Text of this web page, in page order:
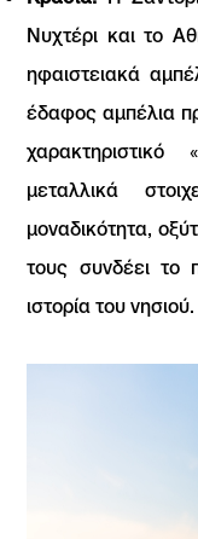
Νυχτέρι και το
ηφαιστειακά
έδαφος αμπέλια
μεταλλικά
μοναδικότητα,
τους συνδέει το
ιστορία του νησιού.